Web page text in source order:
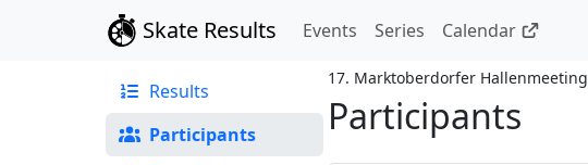
Skate Results Events Series Calendar
Results
Participants
17. Marktoberdorfer Hallenmeeting
Participants